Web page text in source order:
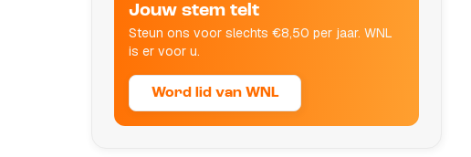
Jouw stem telt
Steun ons voor slechts €8,50 per jaar. WNL
is er voor u.
Word lid van WNL